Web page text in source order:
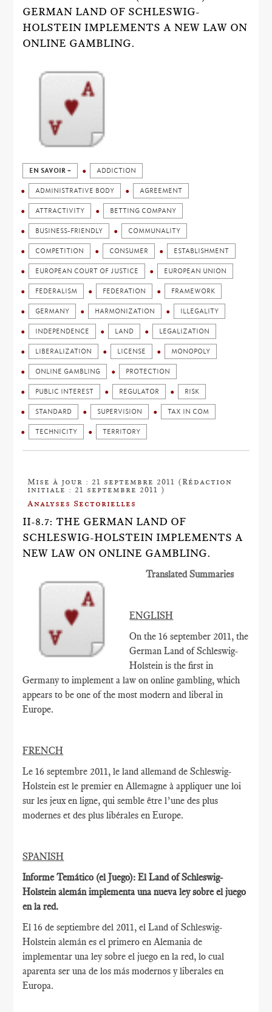
GERMAN LAND OF SCHLESWIG-
HOLSTEIN IMPLEMENTS A NEW LAW ON
ONLINE GAMBLING.
EN SAVOIR + ADDICTION
ADMINISTRATIVE BODY AGREEMENT
ATTRACTIVITY BETTING COMPANY
BUSINESS-FRIENDLY COMMUNALITY
COMPETITION CONSUMER ESTABLISHMENT
EUROPEAN COURT OF JUSTICE EUROPEAN UNION
FEDERALISM FEDERATION FRAMEWORK
GERMANY HARMONIZATION ILLEGALITY
INDEPENDENCE LAND LEGALIZATION
LIBERALIZATION LICENSE MONOPOLY
ONLINE GAMBLING PROTECTION
PUBLIC INTEREST REGULATOR RISK
STANDARD SUPERVISION TAX IN COM
TECHNICITY TERRITORY
Mise à jour : 21 septembre 2011 (Rédaction
initiale : 21 septembre 2011 )
Analyses Sectorielles
II-8.7: THE GERMAN LAND OF
SCHLESWIG-HOLSTEIN IMPLEMENTS A
NEW LAW ON ONLINE GAMBLING.
Translated Summaries
ENGLISH
On the 16 september 2011, the
German Land of Schleswig-
Holstein is the first in
Germany to implement a law on online gambling, which
appears to be one of the most modern and liberal in
Europe.
FRENCH
Le 16 septembre 2011, le land allemand de Schleswig-
Holstein est le premier en Allemagne à appliquer une loi
sur les jeux en ligne, quisemble être l’une des plus
modernes et des plus libérales en Europe.
SPANISH
Informe Temático (el Juego): El Land of Schleswig-
Holstein alemán implementa una nueva ley sobre el juego
en la red.
El 16 de septiembre del 2011, el Land of Schleswig-
Holstein alemán es el primero en Alemania de
implementar una ley sobre el juego en la red, lo cual
aparenta ser una de los más modernos y liberales en
Europa.